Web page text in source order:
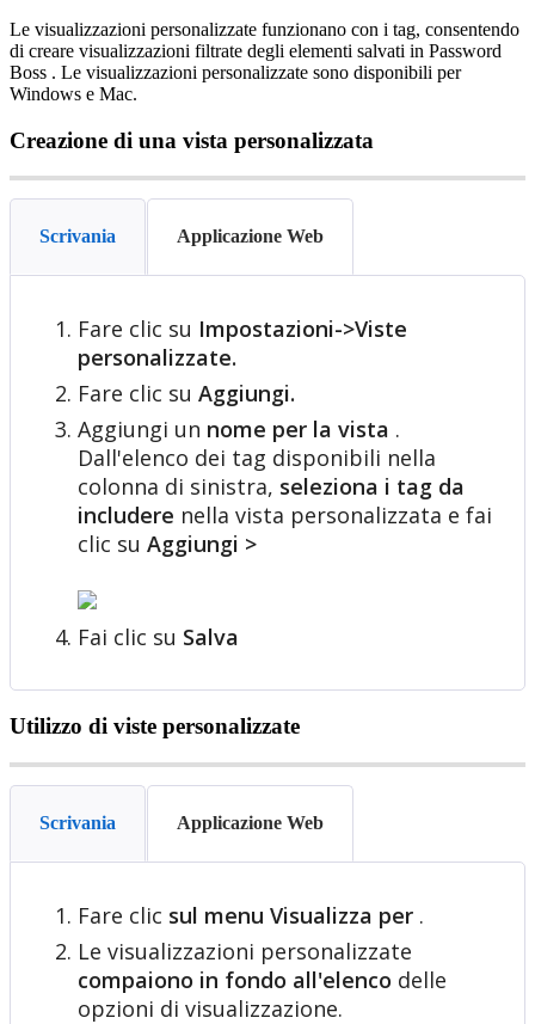
Le visualizzazioni personalizzate funzionano con i tag, consentendo
di creare visualizzazioni filtrate degli elementi salvati in Password
Boss . Le visualizzazioni personalizzate sono disponibili per
Windows e Mac.
Creazione di una vista personalizzata
Scrivania Applicazione Web
Fare clic su Impostazioni->Viste
personalizzate.
Fare clic su Aggiungi.
Aggiungi un nome per la vista .
Dall'elenco dei tag disponibili nella
colonna di sinistra, seleziona i tag da
includere nella vista personalizzata e fai
clic su Aggiungi >
Fai clic su Salva
Utilizzo di viste personalizzate
Scrivania Applicazione Web
Fare clic sul menu Visualizza per .
Le visualizzazioni personalizzate
compaiono in fondo all'elenco delle
opzioni di visualizzazione.